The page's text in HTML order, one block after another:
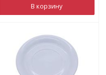
В корзину